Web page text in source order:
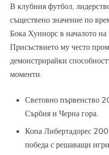
В клубния футбол,
съществено значение по
Бока Хуниорс в началото
Присъствието му често
демонстрирайки
моменти.
Световно първенство
Сърбия и Черна гора.
Копа Либертадорес
победа с решаващи игри.